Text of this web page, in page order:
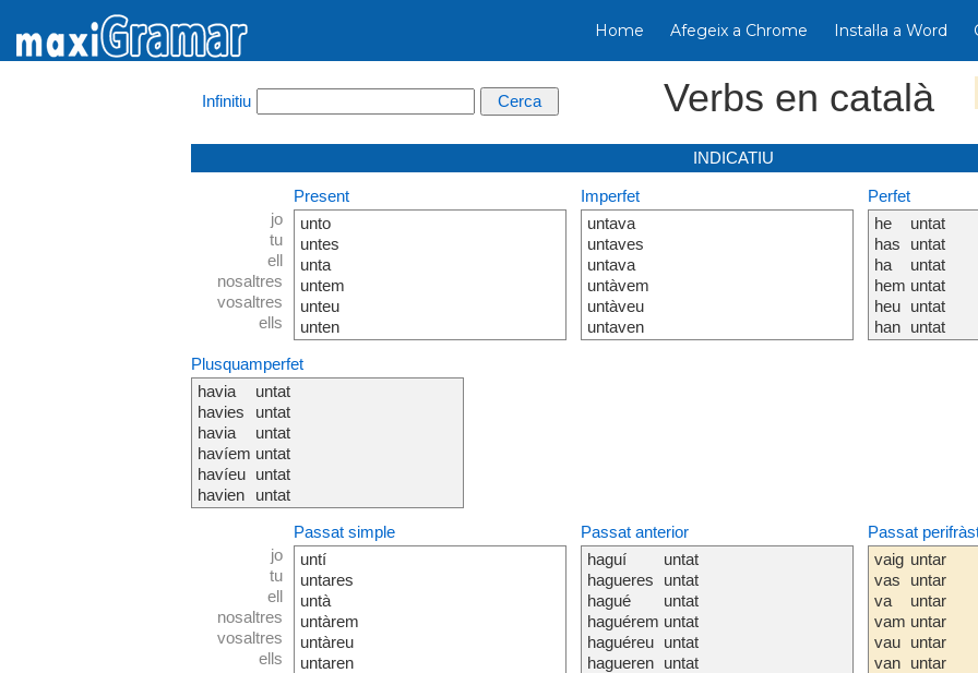
Home Afegeix a Chrome Instal·la a Word
Infinitiu Verbs en català
INDICATIU
jo
tu
ell
nosaltres
vosaltres
ells
Present
unto
untes
unta
untem
unteu
unten
Imperfet
untava
untaves
untava
untàvem
untàveu
untaven
Perfet
he
has
ha
hem
heu
han
untat
untat
untat
untat
untat
untat
Plusquamperfet
havia
havies
havia
havíem
havíeu
havien
untat
untat
untat
untat
untat
untat
jo
tu
ell
nosaltres
vosaltres
ells
Passat simple
untí
untares
untà
untàrem
untàreu
untaren
Passat anterior
haguí
hagueres
hagué
haguérem
haguéreu
hagueren
untat
untat
untat
untat
untat
untat
Passat
vaig
vas
va
vam
vau
van
untar
untar
untar
untar
untar
untar